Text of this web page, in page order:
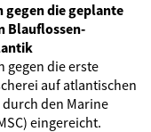
gegen die geplante
Blauflossen-
gegen die erste
auf atlantischen
den Marine
eingereicht.